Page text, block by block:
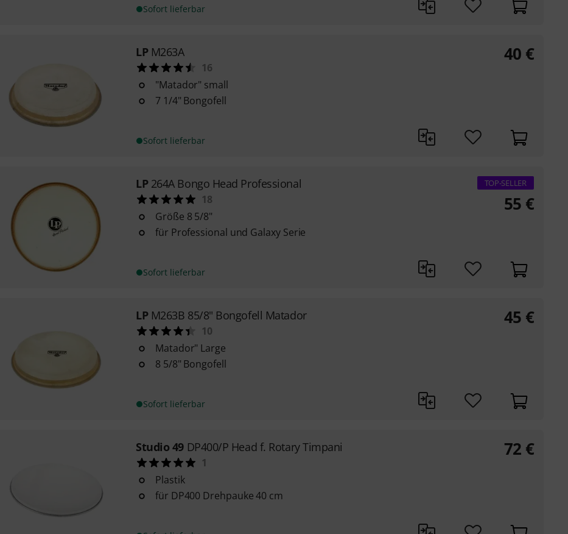
Sofort lieferbar
LP M263A
16
"Matador" small
7 1/4" Bongofell
Sofort lieferbar
40 €
LP 264A Bongo Head Professional
18
Größe 8 5/8"
für Professional und Galaxy Serie
Sofort lieferbar
TOP-SELLER
55 €
LP M263B 85/8" Bongofell Matador
10
Matador" Large
8 5/8" Bongofell
Sofort lieferbar
45 €
Studio 49 DP400/P Head f. Rotary Timpani
1
Plastik
für DP400 Drehpauke 40 cm
72 €